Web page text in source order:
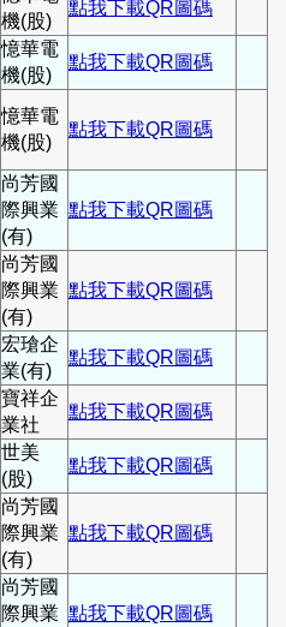
機(股)
點我下載QR圖碼
憶華電
機(股)
點我下載QR圖碼
憶華電
機(股)
點我下載QR圖碼
尚芳國
際興業
(有)
點我下載QR圖碼
尚芳國
際興業
(有)
點我下載QR圖碼
宏瑲企
業(有)
點我下載QR圖碼
寶祥企
業社
點我下載QR圖碼
世美
(股)
點我下載QR圖碼
尚芳國
際興業
(有)
點我下載QR圖碼
尚芳國
際興業 點我下載QR圖碼